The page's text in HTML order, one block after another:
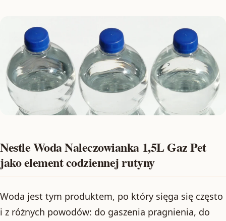
Nestle Woda Naleczowianka 1,5L Gaz Pet
jako element codziennej rutyny
Woda jest tym produktem, po który sięga się często
i z różnych powodów: do gaszenia pragnienia, do